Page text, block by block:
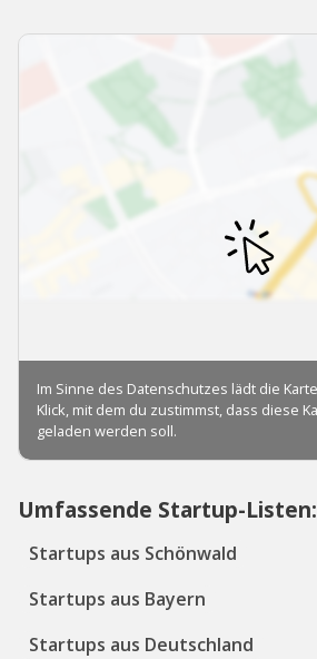
Umfassende Startup-Listen:
Startups aus Schönwald
Startups aus Bayern
Startups aus Deutschland